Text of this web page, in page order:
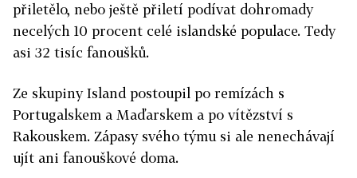
přiletělo, nebo ještě přiletí podívat dohromady
necelých 10 procent celé islandské populace. Tedy
asi 32 tisíc fanoušků.
Ze skupiny Island postoupil po remízách s
Portugalskem a Maďarskem a po vítězství s
Rakouskem. Zápasy svého týmu si ale nenechávají
ujít ani fanouškové doma.